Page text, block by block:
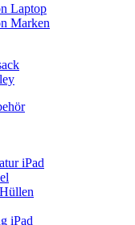
Laptop
Marken
iPad
iPad